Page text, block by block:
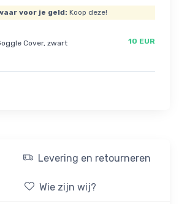
voor je geld: Koop deze!
Cover, zwart 10 EUR
Levering en retourneren
Wie zijn wij?